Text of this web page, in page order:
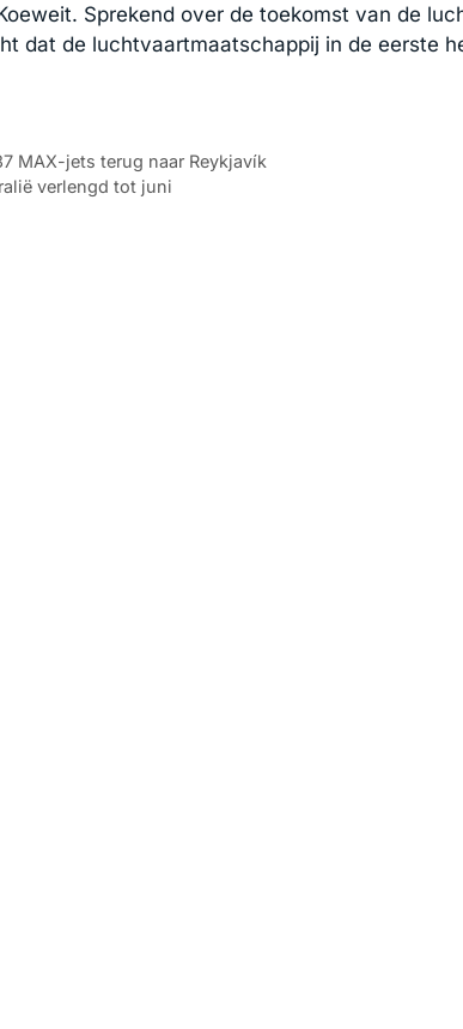
Sprekend over de toekomst van de
dat de luchtvaartmaatschappij in de eerste
MAX-jets terug naar Reykjavík
verlengd tot juni